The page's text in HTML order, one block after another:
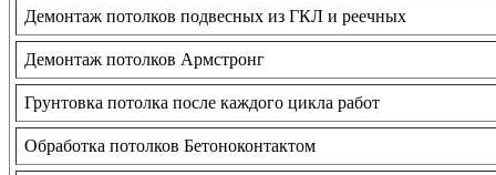
Демонтаж потолков подвесных из ГКЛ и реечных
Демонтаж потолков Армстронг
Грунтовка потолка после каждого цикла работ
Обработка потолков Бетоноконтактом